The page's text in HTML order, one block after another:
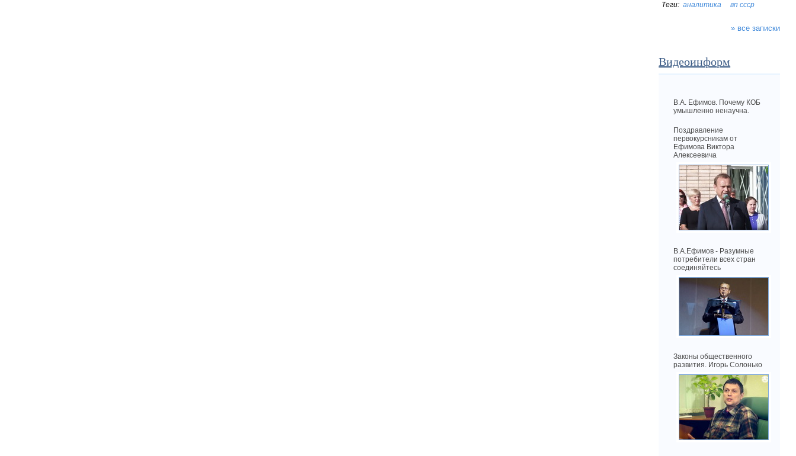
аналитика вп ссср
» все записки
Видеоинформ
В.А. Ефимов. Почему КОБ
умышленно ненаучна.
Поздравление
первокурсникам от
Ефимова Виктора
Алексеевича
В.А.Ефимов - Разумные
потребители всех стран
соединяйтесь
Законы общественного
развития. Игорь Солонько